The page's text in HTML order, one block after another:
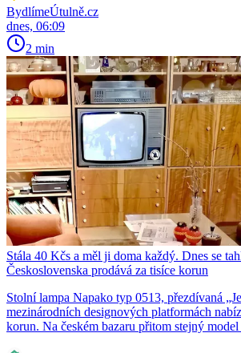
BydlímeÚtulně.cz
dnes, 06:09
2 min
Stála 40 Kčs a měl ji doma každý. Dnes se
Československa prodává za tisíce korun
Stolní lampa Napako typ 0513, přezdívaná
mezinárodních designových platformách
korun. Na českém bazaru přitom stejný model